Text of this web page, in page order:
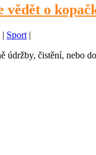
vědět o
| Sport |
údržby, čistění, nebo